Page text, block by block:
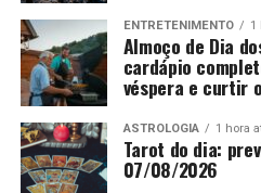
ENTRETENIMENTO 1
Almoço de Dia
cardápio
véspera e curtir
ASTROLOGIA 1 hora
Tarot do dia:
07/08/2026